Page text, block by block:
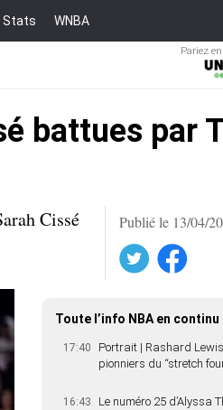
Stats WNBA
Pariez
battues par
Publié le 13/04/
Facebook
Cissé
Toute l’info NBA en continu
17:40
Portrait | Rashard
pionniers du “stretch
16:43
Le numéro 25 d’Alyssa